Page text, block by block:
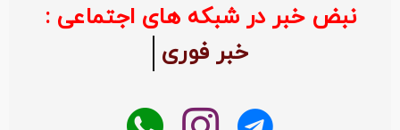
نبض خبر در شبکه های اجتماعی :
خبر فوری